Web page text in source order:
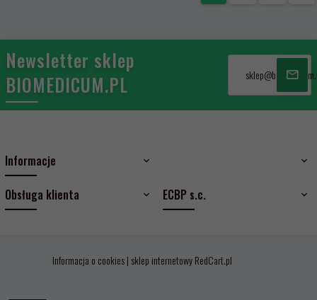
Newsletter sklep
BIOMEDICUM.PL
Informacje
Obsługa klienta
ECBP s.c.
Informacja o cookies| sklep internetowyRedCart.pl